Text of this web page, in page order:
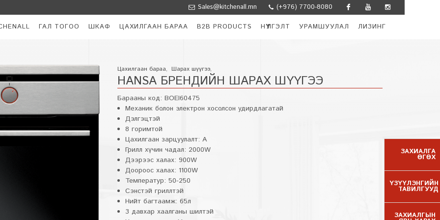
FacebookYoutubeInstagram
Sales@kitchenall.mn (+976) 7700-8080
ГАЛ ТОГОО ШКАФ ЦАХИЛГААН БАРАА B2B PRODUCTS НҮҮЛГЭЛТ УРАМШУУЛАЛ ЛИЗИНГ
Цахилгаан бараа, Шарах шүүгээ,
HANSA БРЕНДИЙН ШАРАХ ШҮҮГЭЭ
Барааны код: BOEI60475
Механик болон электрон хосолсон удирдлагатай
Дэлгэцтэй
8 горимтой
Цахилгаан зарцуулалт: А
Грилл хүчин чадал: 2000W
Дээрээс халах: 900W
Доороос халах: 1100W
Температур: 50-250
Сэнстэй гриллтэй
Нийт багтаамж: 65л
3 давхар хаалганы шилтэй
ЗАХИАЛГА
ӨГӨХ
ҮЗҮҮЛЭНГИЙН
ТАВИЛГУУД
ЗАХИАЛГЫН